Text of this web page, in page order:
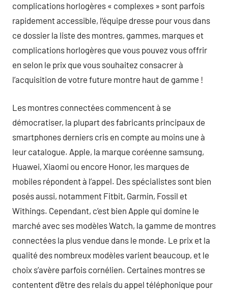
complications horlogères « complexes » sont parfois
rapidement accessible, l’équipe dresse pour vous dans
ce dossier la liste des montres, gammes, marques et
complications horlogères que vous pouvez vous offrir
en selon le prix que vous souhaitez consacrer à
l’acquisition de votre future montre haut de gamme !
Les montres connectées commencent à se
démocratiser, la plupart des fabricants principaux de
smartphones derniers cris en compte au moins une à
leur catalogue. Apple, la marque coréenne samsung,
Huawei, Xiaomi ou encore Honor, les marques de
mobiles répondent à l’appel. Des spécialistes sont bien
posés aussi, notamment Fitbit, Garmin, Fossil et
Withings. Cependant, c’est bien Apple qui domine le
marché avec ses modèles Watch, la gamme de montres
connectées la plus vendue dans le monde. Le prix et la
qualité des nombreux modèles varient beaucoup, et le
choix s’avère parfois cornélien. Certaines montres se
contentent d’être des relais du appel téléphonique pour